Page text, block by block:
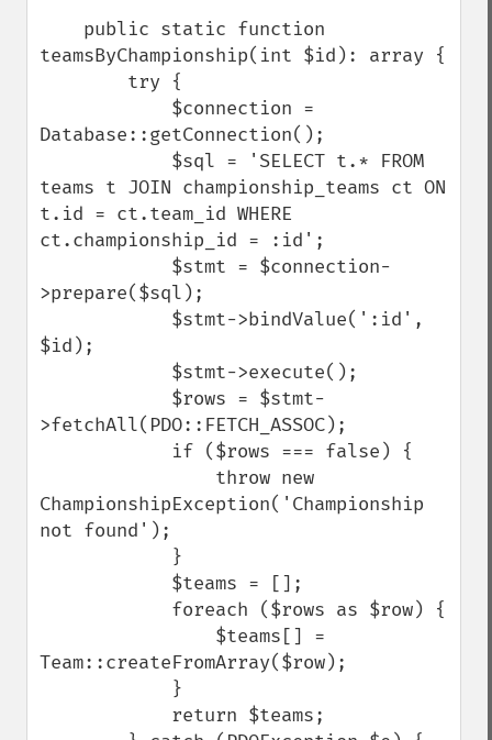
teamsByChampionship(int $id): array {
Database::getConnection();
teams t JOIN championship_teams ct ON
t.id = ct.team_id WHERE
ct.championship_id = :id';
>prepare($sql);
$id);
>fetchAll(PDO::FETCH_ASSOC);
ChampionshipException('Championship
not found');
Team::createFromArray($row);